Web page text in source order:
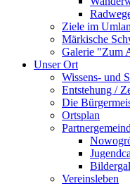
Ziele im
Märkische
Galerie "Zum
Unser Ort
Wissens- und
Entstehung /
Die
Ortsplan
Vereinsleben